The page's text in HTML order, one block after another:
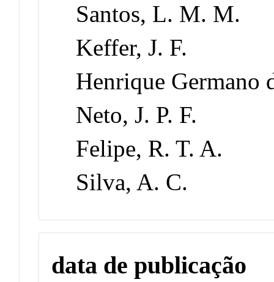
Santos, L. M. M.
Keffer, J. F.
Henrique Germano
Neto, J. P. F.
Felipe, R. T. A.
Silva, A. C.
data de publicação